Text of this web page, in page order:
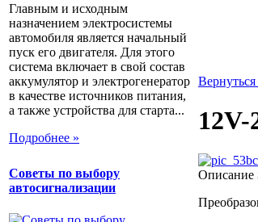
Главным и исходным
назначением электросистемы
автомобиля является начальный
пуск его двигателя. Для этого
система включает в свой состав
аккумулятор и электрогенератор
в качестве источников питания,
а также устройства для старта...
Подробнее »
Советы по выбору
автосигнализации
Описание